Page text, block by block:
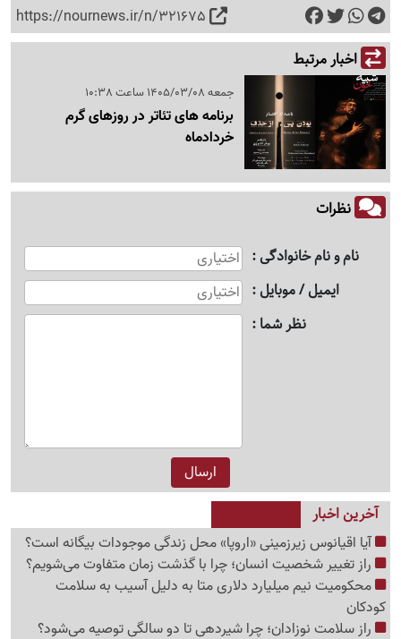
https://nournews.ir/n/321675
اخبار مرتبط
جمعه 1405/03/08 ساعت 10:38
برنامه های تئاتر در روزهای گرم
خردادماه
نظرات
نام و نام خانوادگی
ایمیل / موبایل
نظر شما
آخرین اخبار
آیا اقیانوس زیرزمینی «اروپا» محل زندگی موجودات بیگانه است؟
راز تغییر شخصیت انسان؛ چرا با گذشت زمان متفاوت می‌شویم؟
محکومیت نیم میلیارد دلاری متا به دلیل آسیب به سلامت
کودکان
راز سلامت نوزادان؛ چرا شیردهی تا دو سالگی توصیه می‌شود؟